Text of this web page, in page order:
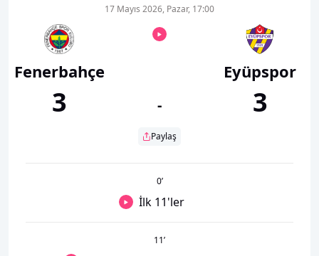
Fenerbahçe
3
17 Mayıs 2026, Pazar, 17:00
-
Paylaş
Eyüpspor
3
0’
İlk 11'ler
11’